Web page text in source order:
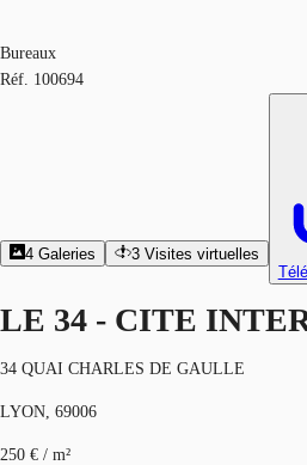
Bureaux
Réf. 100694
4 Galeries 3 Visites virtuelles
LE 34 - CITE
34 QUAI CHARLES DE GAULLE
LYON, 69006
250 € / m²